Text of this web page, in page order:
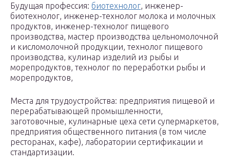
Будущая профессия: биотехнолог, инженер-
биотехнолог, инженер-технолог молока и молочных
продуктов, инженер-технолог пищевого
производства, мастер производства цельномолочной
и кисломолочной продукции, технолог пищевого
производства, кулинар изделий из рыбы и
морепродуктов, технолог по переработки рыбы и
морепродуктов,
Места для трудоустройства: предприятия пищевой и
перерабатывающей промышленности,
заготовочные, кулинарные цеха сети супермаркетов,
предприятия общественного питания (в том числе
ресторанах, кафе), лаборатории сертификации и
стандартизации.